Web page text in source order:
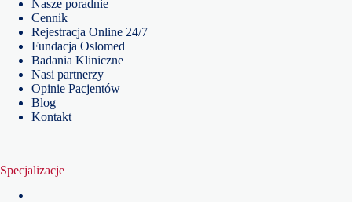
Nasze poradnie
Cennik
Rejestracja Online 24/7
Fundacja Oslomed
Badania Kliniczne
Nasi partnerzy
Opinie Pacjentów
Blog
Kontakt
Specjalizacje